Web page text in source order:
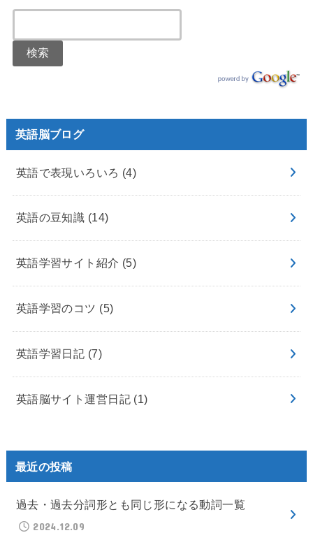
英語脳ブログ
英語で表現いろいろ (4)
英語の豆知識 (14)
英語学習サイト紹介 (5)
英語学習のコツ (5)
英語学習日記 (7)
英語脳サイト運営日記 (1)
最近の投稿
過去・過去分詞形とも同じ形になる動詞一覧
2024.12.09